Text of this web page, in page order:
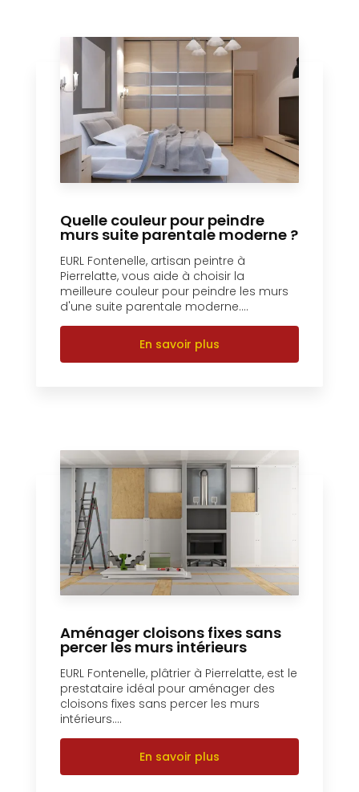
Quelle couleur pour peindre
murs suite parentale moderne ?
EURL Fontenelle, artisan peintre à
Pierrelatte, vous aide à choisir la
meilleure couleur pour peindre les murs
d'une suite parentale moderne....
En savoir plus
Aménager cloisons fixes sans
percer les murs intérieurs
EURL Fontenelle, plâtrier à Pierrelatte, est le
prestataire idéal pour aménager des
cloisons fixes sans percer les murs
intérieurs....
En savoir plus